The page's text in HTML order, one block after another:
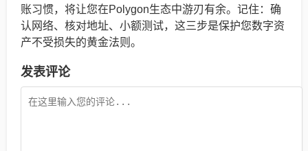
账习惯，将让您在Polygon生态中游刃有余。记住：确
认网络、核对地址、小额测试，这三步是保护您数字资
产不受损失的黄金法则。
发表评论